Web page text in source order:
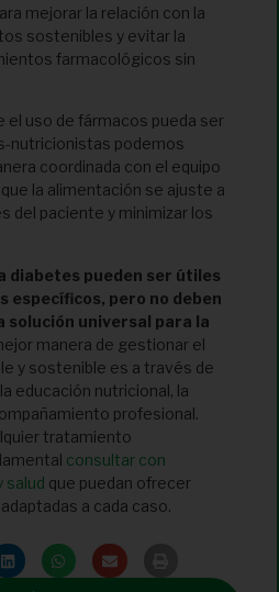
mejorar la relación con la
sostenibles y evitar la
farmacológicos sin
el uso de fármacos pueda ser
nutricionistas podemos
coordinada con el equipo
la alimentación se ajuste a
del paciente y minimizar los
diabetes pueden ser útiles
específicos, pero no deben
solución universal para la
manera de gestionar el
y sostenible es a través de
educación nutricional, la
profesional.
tratamiento
consultar con
salud que puedan ofrecer
a cada caso.